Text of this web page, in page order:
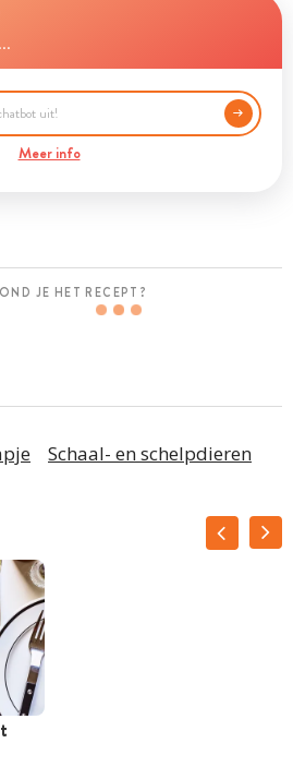
Meer info
JE HET RECEPT?
Schaal- en schelpdieren